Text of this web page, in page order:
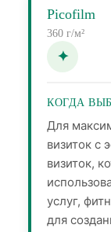
Picofilm
360 г/м²
КОГДА
Для
визиток с
визиток,
услуг,
для